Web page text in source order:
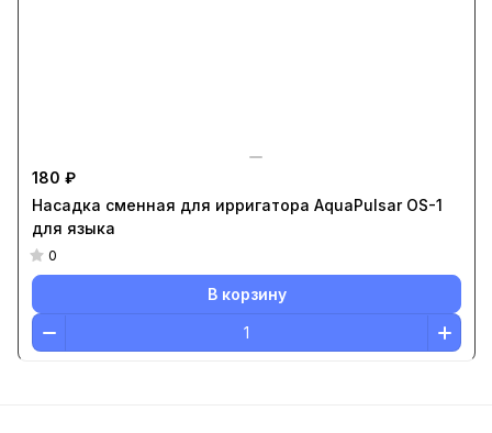
180 ₽
Насадка сменная для ирригатора AquaPulsar OS-1
для языка
0
В корзину